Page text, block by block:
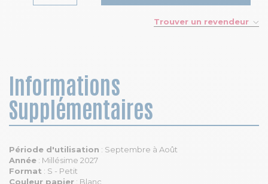
Trouver un revendeur
Informations
Supplémentaires
Période d'utilisation : Septembre à Août
Année : Millésime 2027
Format : S - Petit
Couleur papier : Blanc